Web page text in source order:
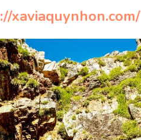
xaviaquynhon.com/